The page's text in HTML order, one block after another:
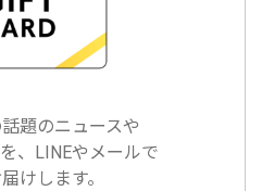
題のニュースや
、LINEやメールで
けします。